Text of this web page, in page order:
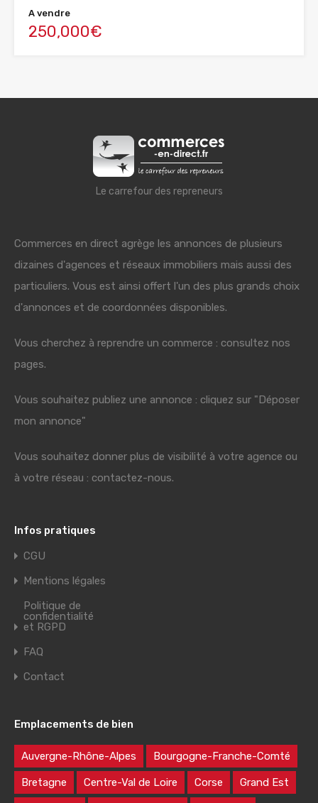
A vendre
250,000€
Le carrefour des repreneurs
Commerces en direct agrège les annonces de plusieurs
dizaines d'agences et réseaux immobiliers mais aussi des
particuliers. Vous est ainsi offert l'un des plus grands choix
d'annonces et de coordonnées disponibles.
Vous cherchez à reprendre un commerce : consultez nos
pages.
Vous souhaitez publiez une annonce : cliquez sur "Déposer
mon annonce"
Vous souhaitez donner plus de visibilité à votre agence ou
à votre réseau : contactez-nous.
Infos pratiques
CGU
Mentions légales
Politique de
confidentialité
et RGPD
FAQ
Contact
Emplacements de bien
Auvergne-Rhône-Alpes Bourgogne-Franche-Comté
Bretagne Centre-Val de Loire Corse Grand Est